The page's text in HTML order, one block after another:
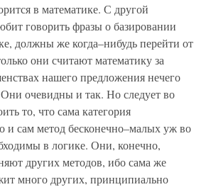
в математике. С другой
говорить фразы о базировании
должны же когда–нибудь перейти от
они считают математику за
нашего предложения нечего
Они очевидны и так. Но следует во
то, что сама категория
и сам метод бесконечно–малых уж во
в логике. Они, конечно,
других методов, ибо сама же
много других, принципиально